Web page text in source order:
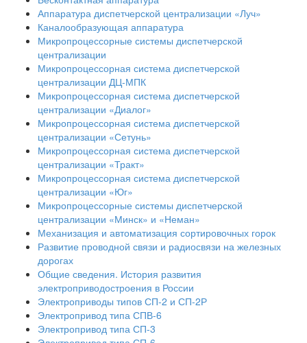
Аппаратура диспетчерской централизации «Луч»
Каналообразующая аппаратура
Микропроцессорные системы диспетчерской
централизации
Микропроцессорная система диспетчерской
централизации ДЦ-МПК
Микропроцессорная система диспетчерской
централизации «Диалог»
Микропроцессорная система диспетчерской
централизации «Сетунь»
Микропроцессорная система диспетчерской
централизации «Тракт»
Микропроцессорная система диспетчерской
централизации «Юг»
Микропроцессорные системы диспетчерской
централизации «Минск» и «Неман»
Механизация и автоматизация сортировочных горок
Развитие проводной связи и радиосвязи на железных
дорогах
Общие сведения. История развития
электроприводостроения в России
Электроприводы типов СП-2 и СП-2Р
Электропривод типа СПВ-6
Электропривод типа СП-3